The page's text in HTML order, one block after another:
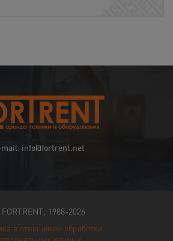
info@fortrent.net
1988-2026
в отношении обработки
данных